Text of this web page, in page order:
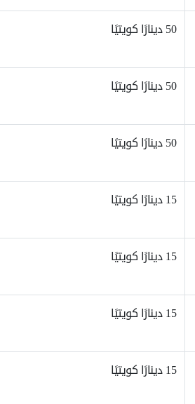
50 دينارًا كويتيًا
50 دينارًا كويتيًا
50 دينارًا كويتيًا
15 دينارًا كويتيًا
15 دينارًا كويتيًا
15 دينارًا كويتيًا
15 دينارًا كويتيًا